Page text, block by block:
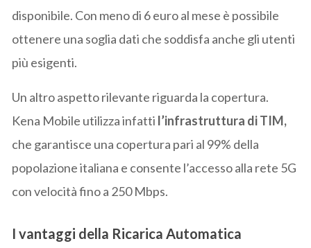
disponibile. Con meno di 6 euro al mese è possibile
ottenere una soglia dati che soddisfa anche gli utenti
più esigenti.
Un altro aspetto rilevante riguarda la copertura.
Kena Mobile utilizza infatti l’infrastruttura di TIM,
che garantisce una copertura pari al 99% della
popolazione italiana e consente l’accesso alla rete 5G
con velocità fino a 250 Mbps.
I vantaggi della Ricarica Automatica